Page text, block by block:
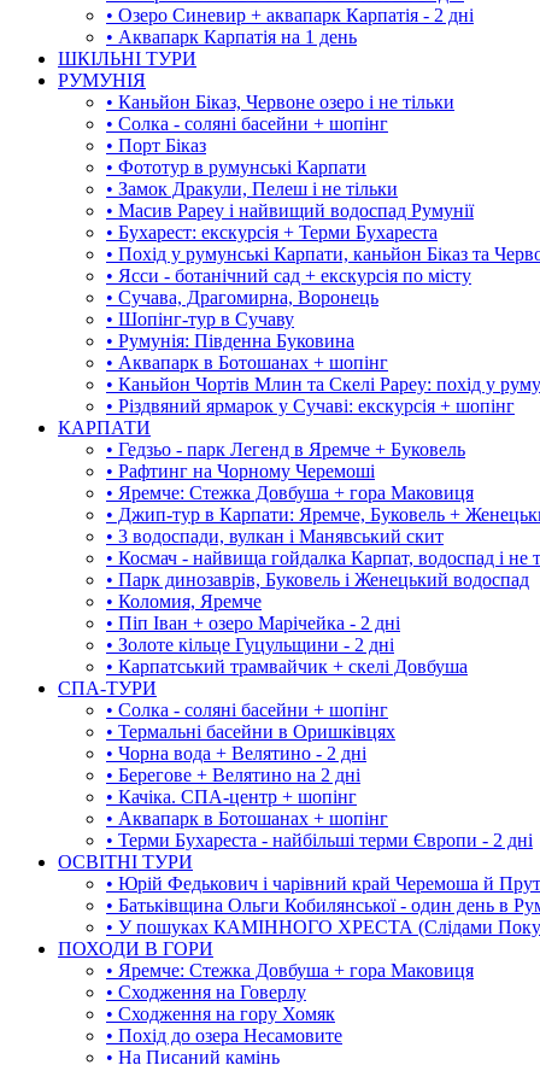
• Озеро Синевир + аквапарк Карпатія - 2 дні
• Аквапарк Карпатія на 1 день
ШКІЛЬНІ ТУРИ
РУМУНІЯ
• Каньйон Біказ, Червоне озеро і не тільки
• Солка - соляні басейни + шопінг
• Порт Біказ
• Фототур в румунські Карпати
• Замок Дракули, Пелеш і не тільки
• Масив Рареу і найвищий водоспад Румунії
• Бухарест: екскурсія + Терми Бухареста
• Похід у румунські Карпати, каньйон Біказ та
• Ясси - ботанічний сад + екскурсія по місту
• Сучава, Драгомирна, Воронець
• Шопінг-тур в Сучаву
• Румунія: Південна Буковина
• Аквапарк в Ботошанах + шопінг
• Каньйон Чортів Млин та Скелі Рареу: похід у
• Різдвяний ярмарок у Сучаві: екскурсія + шопінг
КАРПАТИ
• Гедзьо - парк Легенд в Яремче + Буковель
• Рафтинг на Чорному Черемоші
• Яремче: Стежка Довбуша + гора Маковиця
• Джип-тур в Карпати: Яремче, Буковель +
• 3 водоспади, вулкан і Манявський скит
• Космач - найвища гойдалка Карпат, водоспад і не
• Парк динозаврів, Буковель і Женецький водоспад
• Коломия, Яремче
• Піп Іван + озеро Марічейка - 2 дні
• Золоте кільце Гуцульщини - 2 дні
• Карпатський трамвайчик + скелі Довбуша
СПА-ТУРИ
• Солка - соляні басейни + шопінг
• Термальні басейни в Оришківцях
• Чорна вода + Велятино - 2 дні
• Берегове + Велятино на 2 дні
• Качіка. СПА-центр + шопінг
• Аквапарк в Ботошанах + шопінг
• Терми Бухареста - найбільші терми Європи - 2 дні
ОСВІТНІ ТУРИ
• Юрій Федькович і чарівний край Черемоша й
• Батьківщина Ольги Кобилянської - один день в
• У пошуках КАМІННОГО ХРЕСТА (Слідами
ПОХОДИ В ГОРИ
• Яремче: Стежка Довбуша + гора Маковиця
• Сходження на Говерлу
• Сходження на гору Хомяк
• Похід до озера Несамовите
• На Писаний камінь